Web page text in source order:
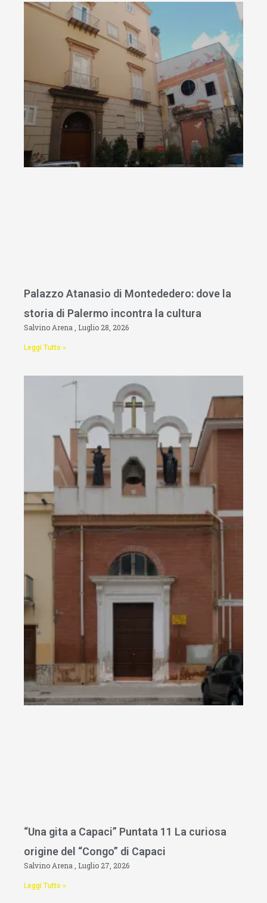
Palazzo Atanasio di Montededero: dove la
storia di Palermo incontra la cultura
Salvino Arena Luglio 28, 2026
Leggi Tutto »
“Una gita a Capaci” Puntata 11 La curiosa
origine del “Congo” di Capaci
Salvino Arena Luglio 27, 2026
Leggi Tutto »